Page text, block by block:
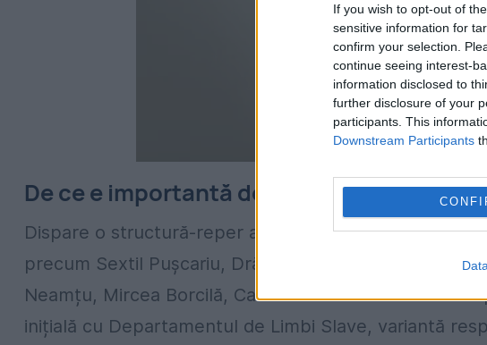
If you wish to opt-out of
sensitive information for
confirm your selection.
continue seeing interest-
information disclosed to
further disclosure of your
participants. This
Downstream Participants
De ce e importantă decizia de la
Dispare o structură-reper a școlii de filologie clujene,
precum Sextil Pușcariu, Drăganu, Macrea, Pașca,
Neamțu, Mircea Borcilă, Carmen Vlad. Măsura vine
inițială cu Departamentul de Limbi Slave, variantă